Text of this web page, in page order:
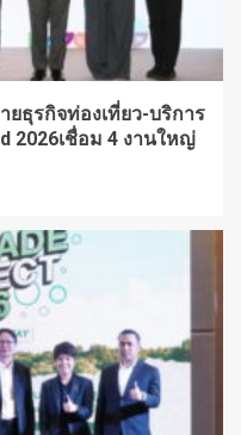
ยธุรกิจท่องเที่ยว-บริการ
2026เชื่อม 4 งานใหญ่